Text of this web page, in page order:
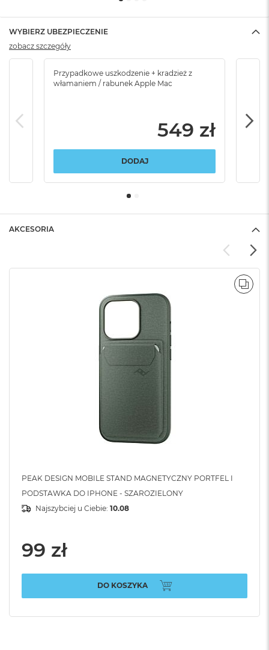
WYBIERZ UBEZPIECZENIE
Przypadkowe uszkodzenie + kradzież z
włamaniem / rabunek Apple Mac
549 zł
DODAJ
zobacz szczegóły
AKCESORIA
PEAK DESIGN MOBILE STAND MAGNETYCZNY PORTFEL I
PODSTAWKA DO IPHONE - SZAROZIELONY
Najszybciej u Ciebie: 10.08
99 zł
DO KOSZYKA